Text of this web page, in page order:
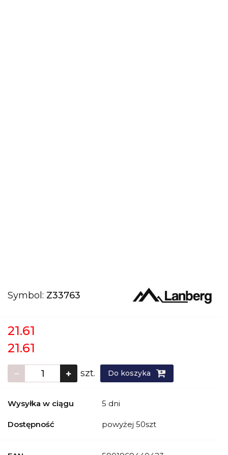
Symbol: Z33763
21.61
21.61
szt. Do koszyka
Wysyłka w ciągu 5 dni
Dostępność powyżej 50szt